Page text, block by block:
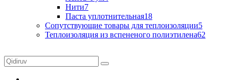
Нити7
Паста уплотнительная18
Сопутствующие товары для теплоизоляции5
Теплоизоляция из вспененого полиэтилена62